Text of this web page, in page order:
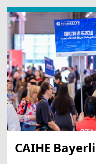
CAIHE